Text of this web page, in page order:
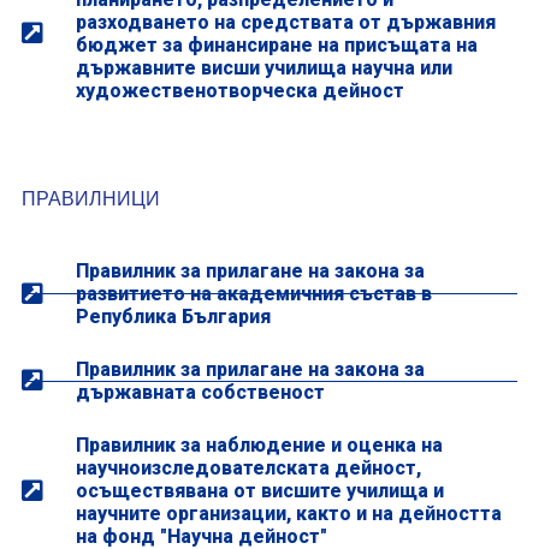
разходването на средствата от държавния
бюджет за финансиране на присъщата на
държавните висши училища научна или
художественотворческа дейност
ПРАВИЛНИЦИ
Правилник за прилагане на закона за
развитието на академичния състав в
Република България
Правилник за прилагане на закона за
държавната собственост
Правилник за наблюдение и оценка на
научноизследователската дейност,
осъществявана от висшите училища и
научните организации, както и на дейността
на фонд "Научна дейност"